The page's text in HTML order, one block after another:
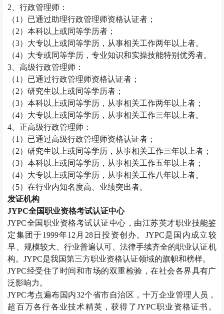
2、行政管理师 ：
（1）已通过助理行政管理师资格认证者；
（2）本科以上或同等学历者；
（3）大专以上或同等学历，从事相关工作两年以上者。
（4）大专或同等学历，专业知识和实操技能特别优秀者。
3、高级行政管理师 ：
（1）已通过行政管理师资格认证者；
（2）研究生以上或同等学历者；
（3）本科以上或同等学历，从事相关工作两年以上者；
（4）大专以上或同等学历，从事相关工作三年以上者。
4、正高级行政管理师 ：
（1）已通过高级行政管理师资格认证者；
（2）研究生以上或同等学历，从事相关工作三年以上者；
（3）本科以上或同等学历，从事相关工作五年以上者；
（4）大专以上或同等学历，从事相关工作八年以上者。
（5）在行业内知名度高、业绩突出者。
发证机构
JYPC全国职业资格考试认证中心
JYPC全国职业资格考试认证中心，由江苏英才职业技能鉴
定集团于1999年12月28日投资创办。JYPC是国内成立较
早、规模较大、行业普遍认可、法律手续齐全的职业认证机
构。JYPC是我国第三方职业资格认证领域的旗帜和榜样。
JYPC经受住了时间和市场的双重检验，在社会各界具有广
泛影响力。
JYPC考点遍布国内32个省市自治区，十万企业管理人员，
超百万各行各业技术精英，获得了JYPC职业资格证书。